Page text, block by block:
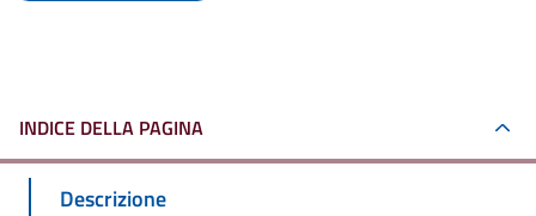
INDICE DELLA PAGINA
Descrizione